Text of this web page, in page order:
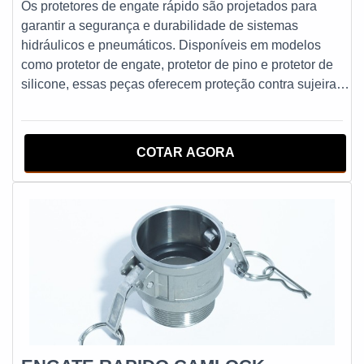
eficiência e segurança em todas as operações.Se você
busca mangueiras hidráulicas industriais de qualidade e
segurança, conte com a Start Mangueiras e Conexões.
Comprovadamente confiável, a empresa é referência no
necessidades. Não perca mais tempo e entre em contato
agora mesmo para solicitar um orçamento!
Os protetores de engate rápido são projetados para
garantir a segurança e durabilidade de sistemas
hidráulicos e pneumáticos. Disponíveis em modelos
como protetor de engate, protetor de pino e protetor de
silicone, essas peças oferecem proteção contra sujeira,
resistentes, como silicone, proporcionam vedação eficaz
asseguram a integridade dos sistemas de engate rápido.
COTAR AGORA